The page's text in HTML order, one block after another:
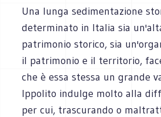
Una lunga sedimentazione
determinato in Italia sia
patrimonio storico, sia
il patrimonio e il territorio,
che è essa stessa un grande
Ippolito indulge molto alla
per cui, trascurando o